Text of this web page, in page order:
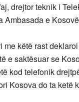
drejtor teknik i
Ambasada e
me këtë rast
e saktësuar se
kod telefonik
Kosova do ta ketë